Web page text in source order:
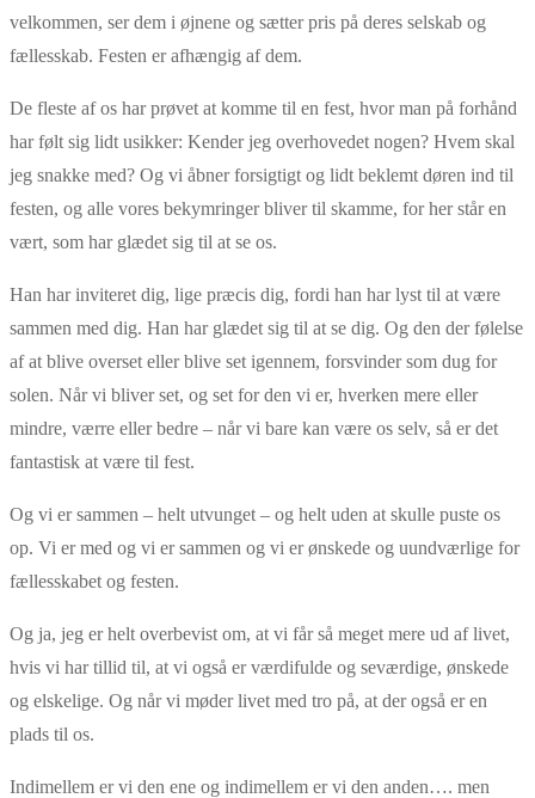
velkommen, ser dem i øjnene og sætter pris på deres selskab og
fællesskab. Festen er afhængig af dem.
De fleste af os har prøvet at komme til en fest, hvor man på forhånd
har følt sig lidt usikker: Kender jeg overhovedet nogen? Hvem skal
jeg snakke med? Og vi åbner forsigtigt og lidt beklemt døren ind til
festen, og alle vores bekymringer bliver til skamme, for her står en
vært, som har glædet sig til at se os.
Han har inviteret dig, lige præcis dig, fordi han har lyst til at være
sammen med dig. Han har glædet sig til at se dig. Og den der følelse
af at blive overset eller blive set igennem, forsvinder som dug for
solen. Når vi bliver set, og set for den vi er, hverken mere eller
mindre, værre eller bedre – når vi bare kan være os selv, så er det
fantastisk at være til fest.
Og vi er sammen – helt utvunget – og helt uden at skulle puste os
op. Vi er med og vi er sammen og vi er ønskede og uundværlige for
fællesskabet og festen.
Og ja, jeg er helt overbevist om, at vi får så meget mere ud af livet,
hvis vi har tillid til, at vi også er værdifulde og seværdige, ønskede
og elskelige. Og når vi møder livet med tro på, at der også er en
plads til os.
Indimellem er vi den ene og indimellem er vi den anden…. men